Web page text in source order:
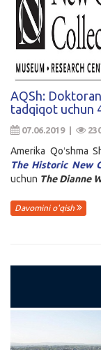
AQSh:
tadqiqot uchun
07.06.2019 |
Amerika Qoʻshma
The Historic New
uchun The Dianne
Davomini o'qish